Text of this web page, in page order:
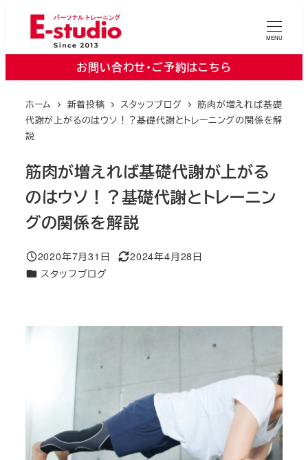
ン
MENU
お問い合わせ・ご予約はこちら
ホーム 新着投稿 スタッフブログ
筋肉が増えれば基礎
代謝が上がるのはウソ！？基礎代謝とトレーニングの関係を解
説
筋肉が増えれば基礎代謝が上がる
のはウソ！？基礎代謝とトレーニン
グの関係を解説
投稿日
2020年7月31日
更新日
2024年4月28日
カテゴリー
スタッフブログ